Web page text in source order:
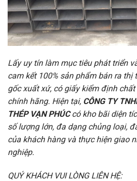
Lấy uy tín làm mục tiêu phát triển
cam kết 100% sản phẩm bán ra
gốc xuất xứ, có giấy kiểm định
chính hãng. Hiện tại, CÔNG TY
THÉP VẠN PHÚCcó kho bãi diện
số lượng lớn, đa dạng chủng loại,
của khách hàng và thực hiện giao
nghiệp.
QUÝ KHÁCH VUI LÒNG LIÊN HỆ: